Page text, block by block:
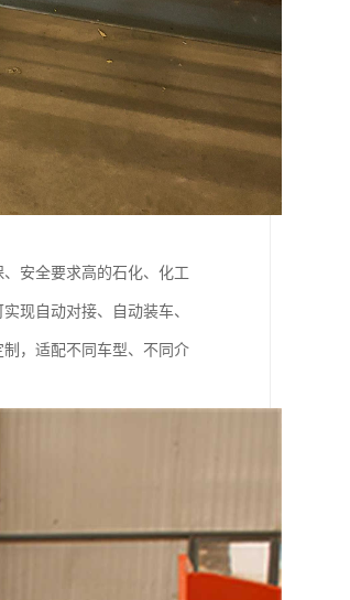
安全要求高的石化、化工
现自动对接、自动装车、
，适配不同车型、不同介